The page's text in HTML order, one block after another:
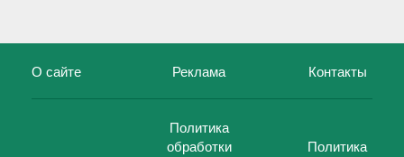
О сайте Реклама Контакты
Политика
обработки
Политика